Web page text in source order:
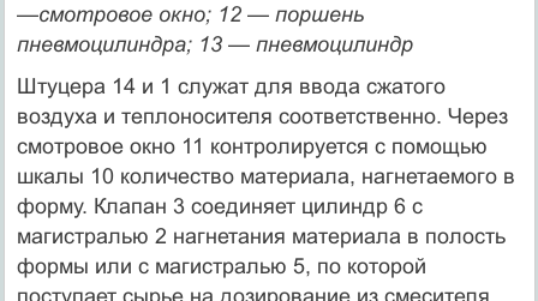
—смотровое окно; 12 — поршень
пневмоцилиндра; 13 — пневмоцилиндр
Штуцера 14 и 1 служат для ввода сжатого
воздуха и теплоносителя соответственно. Через
смотровое окно 11 контролируется с помощью
шкалы 10 количество материала, нагнетаемого в
форму. Клапан 3 соединяет цилиндр 6 с
магистралью 2 нагнетания материала в полость
формы или с магистралью 5, по которой